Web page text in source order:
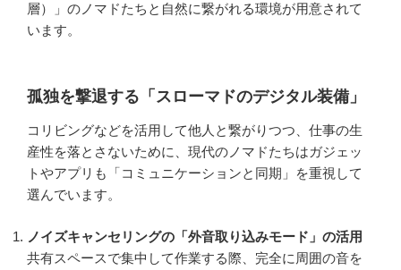
層）」のノマドたちと自然に繋がれる環境が用意されて
います。
孤独を撃退する「スローマドのデジタル装備」
コリビングなどを活用して他人と繋がりつつ、仕事の生
産性を落とさないために、現代のノマドたちはガジェッ
トやアプリも「コミュニケーションと同期」を重視して
選んでいます。
ノイズキャンセリングの「外音取り込みモード」の活用
共有スペースで集中して作業する際、完全に周囲の音を